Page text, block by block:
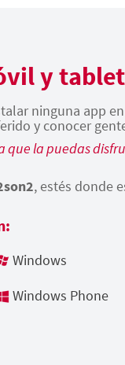
y tablet
ninguna app
y conocer
que la puedas
, estés donde
Windows
Windows Phone